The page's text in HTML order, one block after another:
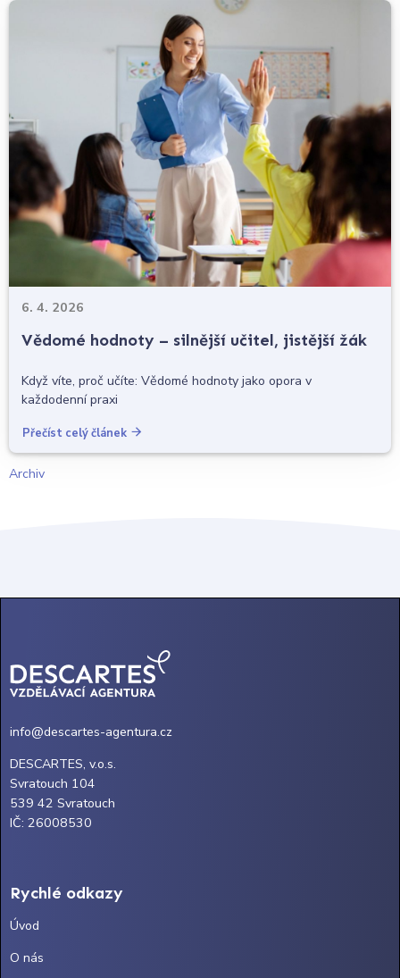
6. 4. 2026
Vědomé hodnoty – silnější učitel, jistější žák
Když víte, proč učíte: Vědomé hodnoty jako opora v
každodenní praxi
Přečíst celý článek
Archiv
info@descartes-agentura.cz
DESCARTES, v.o.s.
Svratouch 104
539 42 Svratouch
IČ: 26008530
Rychlé odkazy
Úvod
O nás